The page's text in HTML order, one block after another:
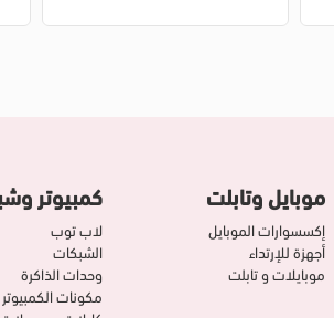
موبايل وتابلت
إكسسوارات الموبايل
أجهزة للإرتداء
موبايلات و تابلت
كمبيوتر
لاب توب
الشبكات
وحدات الذاكرة
مكونات الكمبيوتر